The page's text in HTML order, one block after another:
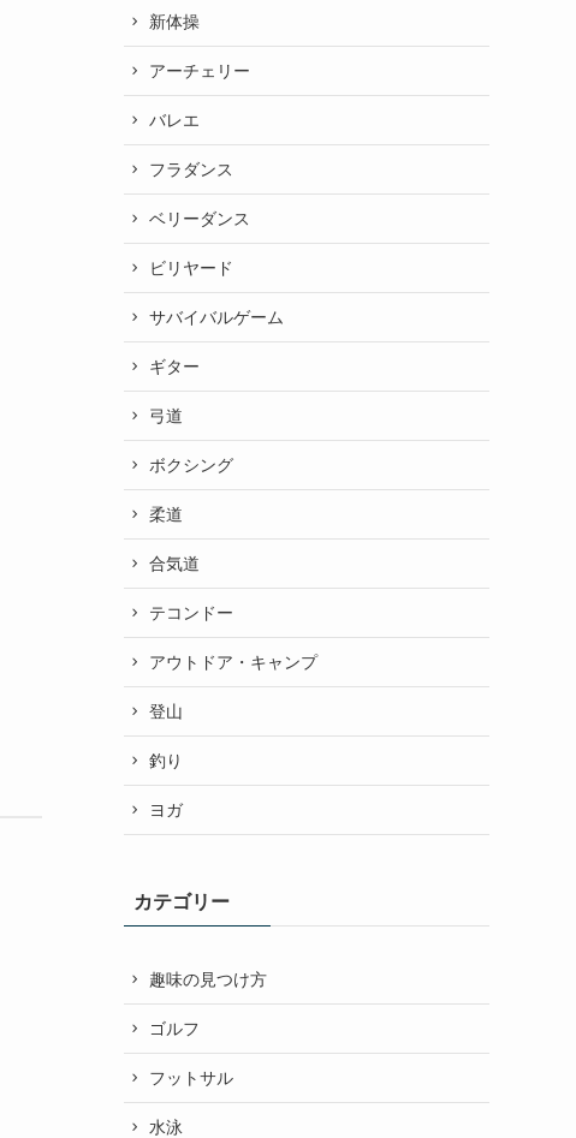
新体操
アーチェリー
バレエ
フラダンス
ベリーダンス
ビリヤード
サバイバルゲーム
ギター
弓道
ボクシング
柔道
合気道
テコンドー
アウトドア・キャンプ
登山
釣り
ヨガ
カテゴリー
趣味の見つけ方
ゴルフ
フットサル
水泳